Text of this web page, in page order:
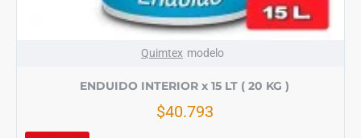
Quimtex modelo
ENDUIDO INTERIOR x 15 LT ( 20 KG )
$40.793